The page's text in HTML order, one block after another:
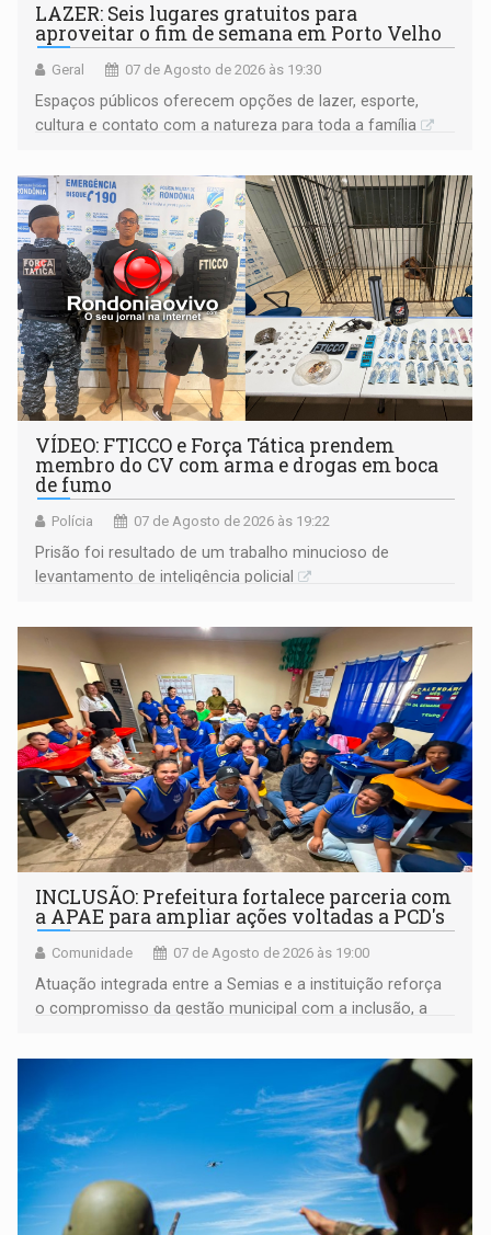
LAZER: Seis lugares gratuitos para
aproveitar o fim de semana em Porto Velho
Geral 07 de Agosto de 2026 às 19:30
Espaços públicos oferecem opções de lazer, esporte,
cultura e contato com a natureza para toda a família
VÍDEO: FTICCO e Força Tática prendem
membro do CV com arma e drogas em boca
de fumo
Polícia 07 de Agosto de 2026 às 19:22
Prisão foi resultado de um trabalho minucioso de
levantamento de inteligência policial
INCLUSÃO: Prefeitura fortalece parceria com
a APAE para ampliar ações voltadas a PCD's
Comunidade 07 de Agosto de 2026 às 19:00
Atuação integrada entre a Semias e a instituição reforça
o compromisso da gestão municipal com a inclusão, a